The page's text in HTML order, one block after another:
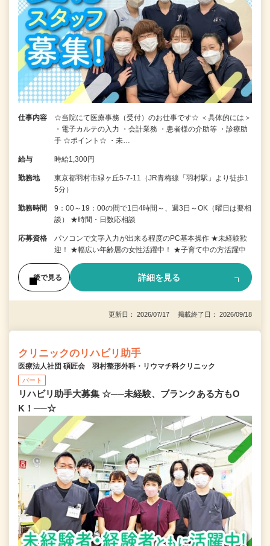
仕事内容
☆当院にて医療事務（受付）のお仕事です☆ ＜具体的には＞
・電子カルテの入力 ・会計業務 ・患者様の介助等 ・診療助
手 ☆ポイント☆ ・未…
給与 時給1,300円
勤務地
東京都羽村市緑ヶ丘5-7-11（JR青梅線「羽村駅」より徒歩1
5分）
勤務時間
9：00～19：00の間で1日4時間～、週3日～OK（曜日は要相
談） ★時間・日数応相談
応募資格
パソコンで文字入力が出来る程度のPC基本操作 ★未経験歓
迎！ ★幅広い年齢層の女性活躍中！ ★子育て中の方活躍中
後で見る 詳細を見る
更新日： 2026/07/17 掲載終了日： 2026/09/18
クリニックのリハビリ助手
医療法人社団 碩匠会 羽村整形外科・リウマチ科クリニック
パート
リハビリ助手大募集 ☆──未経験、ブランクある方もO
K！──☆